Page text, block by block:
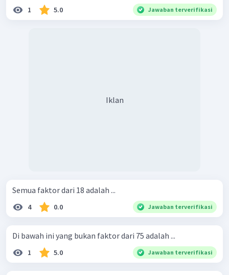
1 5.0 Jawaban terverifikasi
Iklan
Semua faktor dari 18 adalah ...
4 0.0 Jawaban terverifikasi
Di bawah ini yang bukan faktor dari 75 adalah ...
1 5.0 Jawaban terverifikasi